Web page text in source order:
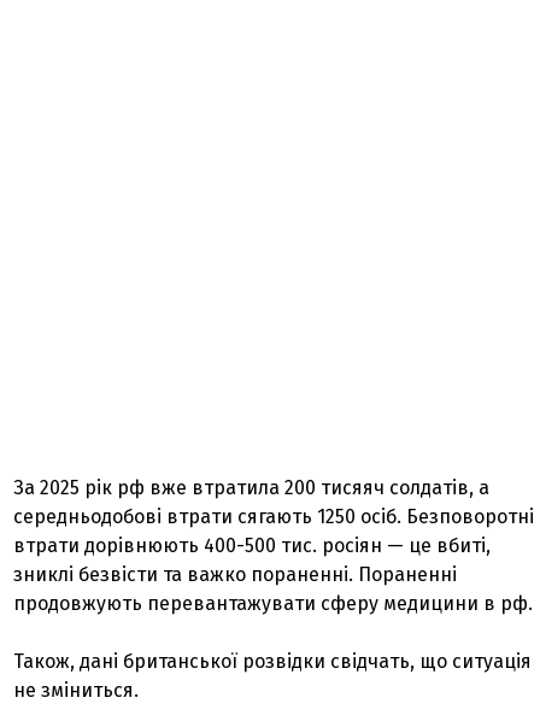
За 2025 рік рф вже втратила 200 тисяяч солдатів, а
середньодобові втрати сягають 1250 осіб. Безповоротні
втрати дорівнюють 400-500 тис. росіян — це вбиті,
зниклі безвісти та важко пораненні. Пораненні
продовжують перевантажувати сферу медицини в рф.
Також, дані британської розвідки свідчать, що ситуація
не зміниться.